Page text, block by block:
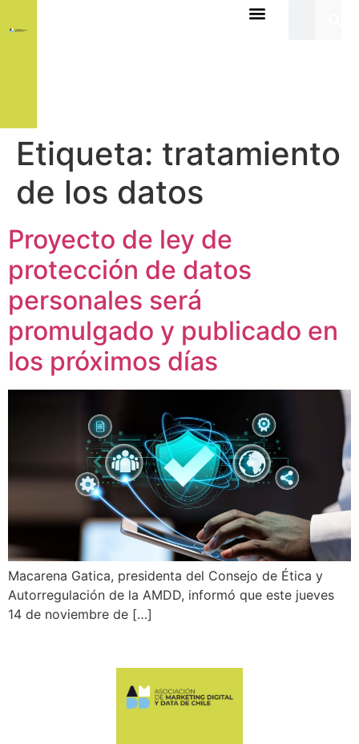
Etiqueta: tratamiento
de los datos
Proyecto de ley de
protección de datos
personales será
promulgado y publicado en
los próximos días
Macarena Gatica, presidenta del Consejo de Ética y
Autorregulación de la AMDD, informó que este jueves
14 de noviembre de […]